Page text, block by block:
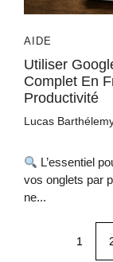
AIDE
Utiliser
Complet En
Productivité
Lucas
L’essentiel
vos onglets par
ne...
1